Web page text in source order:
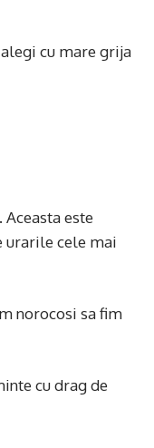
cu mare grija
este
urarile cele mai
norocosi sa fim
cu drag de